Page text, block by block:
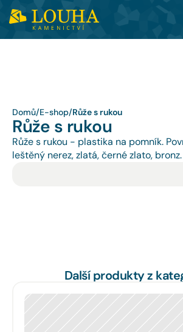
Domů/E-shop/Růže s rukou
Růže s rukou
Růže s rukou - plastika na pomník.
leštěný nerez, zlatá, černé zlato, bronz.
Další produkty z